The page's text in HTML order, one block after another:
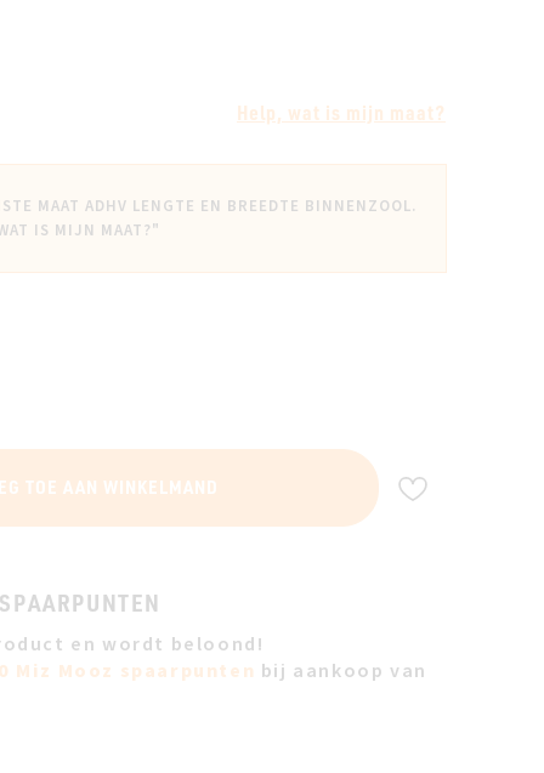
Help, wat is mijn maat?
MAAT ADHV LENGTE EN BREEDTE BINNENZOOL.
IS MIJN MAAT?"
TOE AAN WINKELMAND
en wordt beloond!
Miz Mooz spaarpunten bij aankoop van